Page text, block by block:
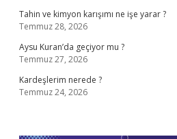
Tahin ve kimyon karışımı ne işe yarar ?
Temmuz 28, 2026
Aysu Kuran’da geçiyor mu ?
Temmuz 27, 2026
Kardeşlerim nerede ?
Temmuz 24, 2026